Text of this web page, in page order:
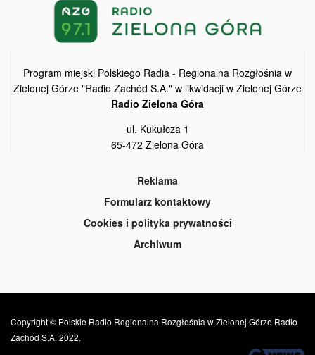
Program miejski Polskiego Radia - Regionalna Rozgłośnia w
Zielonej Górze "Radio Zachód S.A." w likwidacji w Zielonej Górze
Radio Zielona Góra
ul. Kukułcza 1
65-472 Zielona Góra
Reklama
Formularz kontaktowy
Cookies i polityka prywatności
Archiwum
Copyright © Polskie Radio Regionalna Rozgłośnia w Zielonej Górze Radio
Zachód S.A. 2022.